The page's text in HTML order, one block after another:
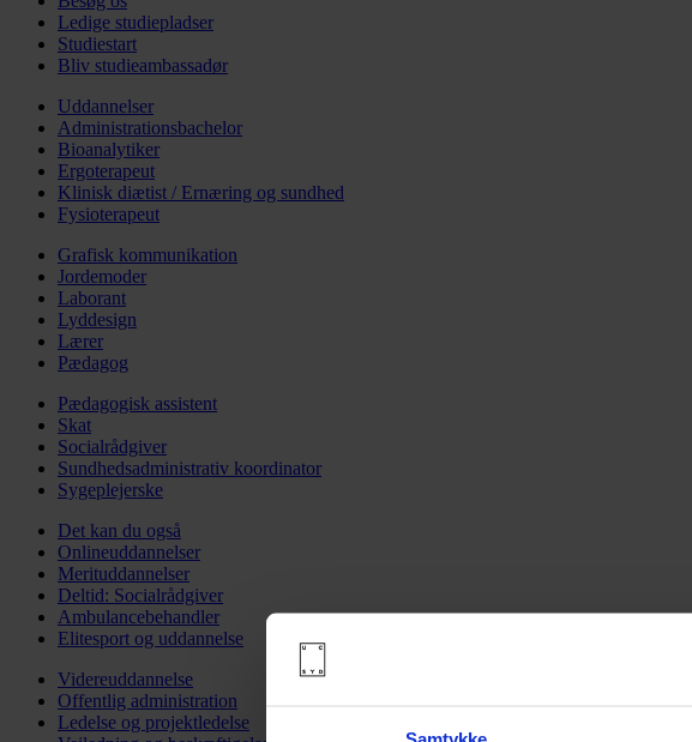
Ledige studiepladser
Studiestart
Bliv studieambassadør
Uddannelser
Administrationsbachelor
Bioanalytiker
Ergoterapeut
Klinisk diætist / Ernæring og sundhed
Fysioterapeut
Grafisk kommunikation
Jordemoder
Laborant
Lyddesign
Lærer
Pædagog
Pædagogisk assistent
Skat
Socialrådgiver
Sundhedsadministrativ koordinator
Sygeplejerske
Det kan du også
Onlineuddannelser
Merituddannelser
Deltid: Socialrådgiver
Ambulancebehandler
Elitesport og uddannelse
Videreuddannelse
Offentlig administration
Ledelse og projektledelse